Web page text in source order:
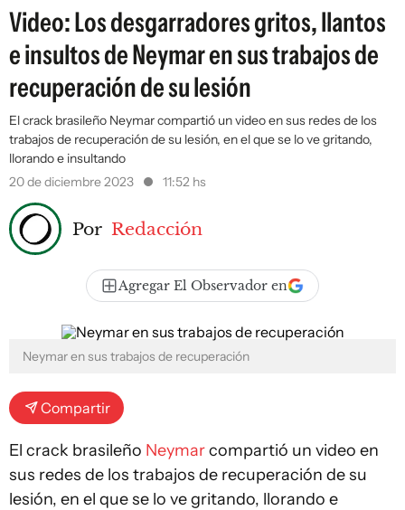
Video: Los desgarradores gritos, llantos
e insultos de Neymar en sus trabajos de
recuperación de su lesión
El crack brasileño Neymar compartió un video en sus redes de los
trabajos de recuperación de su lesión, en el que se lo ve gritando,
llorando e insultando
20 de diciembre 2023
11:52 hs
Por Redacción
Agregar El Observador en
Neymar en sus trabajos de recuperación
Compartir
El crack brasileño Neymarcompartió un video en
sus redes de los trabajos de recuperación de su
lesión, en el que se lo ve gritando, llorando e